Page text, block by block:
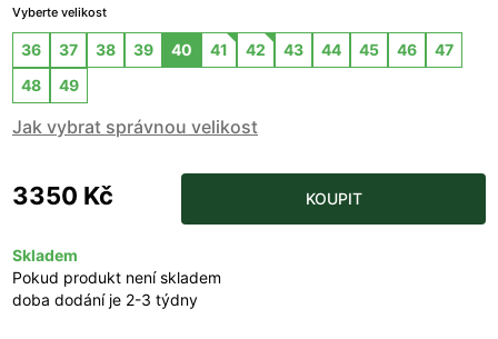
Vyberte velikost
36 37 38 39 40 41 42 43 44 45 46
47
48
49
Jak vybrat správnou velikost
3350 Kč KOUPIT
Skladem
Pokud produkt není skladem
doba dodání je 2-3 týdny